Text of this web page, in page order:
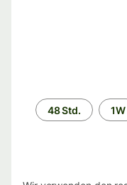
Zeitraum
48 Std. 1W